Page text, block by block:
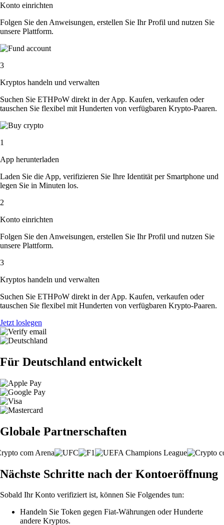
Konto einrichten
Folgen Sie den Anweisungen, erstellen Sie Ihr Profil und nutzen Sie
unsere Plattform.
3
Kryptos handeln und verwalten
Suchen Sie ETHPoW direkt in der App. Kaufen, verkaufen oder
tauschen Sie flexibel mit Hunderten von verfügbaren Krypto-Paaren.
1
App herunterladen
Laden Sie die App, verifizieren Sie Ihre Identität per Smartphone und
legen Sie in Minuten los.
2
Konto einrichten
Folgen Sie den Anweisungen, erstellen Sie Ihr Profil und nutzen Sie
unsere Plattform.
3
Kryptos handeln und verwalten
Suchen Sie ETHPoW direkt in der App. Kaufen, verkaufen oder
tauschen Sie flexibel mit Hunderten von verfügbaren Krypto-Paaren.
Jetzt loslegen
Für Deutschland entwickelt
Globale Partnerschaften
Nächste Schritte nach der Kontoeröffnung
Sobald Ihr Konto verifiziert ist, können Sie Folgendes tun:
Handeln Sie Token gegen Fiat-Währungen oder Hunderte
andere Kryptos.